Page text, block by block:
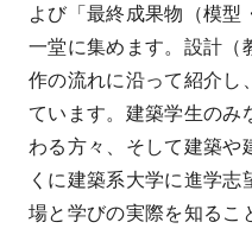
よび「最終成果物（模型
一堂に集めます。設計（
作の流れに沿って紹介し
ています。建築学生のみ
わる方々、そして建築や
くに建築系大学に進学
場と学びの実際を知るこ